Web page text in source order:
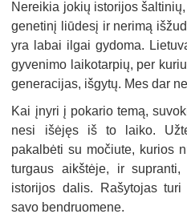
Nereikia jokių istorijos
genetinį liūdesį ir nerimą
yra labai ilgai gydoma.
gyvenimo laikotarpių, per
generacijas, išgytų. Mes dar
Kai įnyri į pokario temą,
nesi išėjęs iš to laiko.
pakalbėti su močiute, kurios
turgaus aikštėje, ir
istorijos dalis. Rašytojas
savo bendruomene.